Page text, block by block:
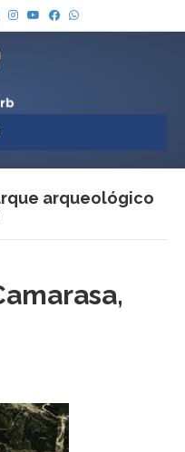
arqueológico